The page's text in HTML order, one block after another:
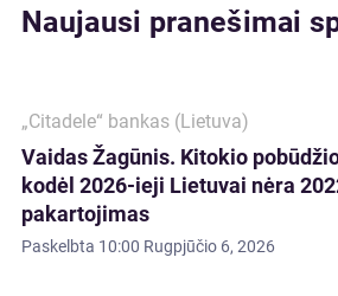
Naujausi pranešimai
„Citadele“ bankas (Lietuva)
Vaidas Žagūnis. Kitokio
kodėl 2026-ieji Lietuvai nėra
pakartojimas
Paskelbta 10:00 Rugpjūčio 6, 2026